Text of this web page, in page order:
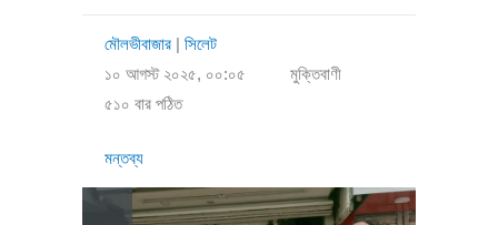
মৌলভীবাজার | সিলেট
১০ আগস্ট ২০২৫, ০০:০৫
মুক্তিবাণী
৫১০ বার পঠিত
মন্তব্য